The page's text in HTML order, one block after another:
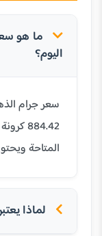
اليوم؟
المتاحة ويحتوي على 99.9%
لماذا يعتبر